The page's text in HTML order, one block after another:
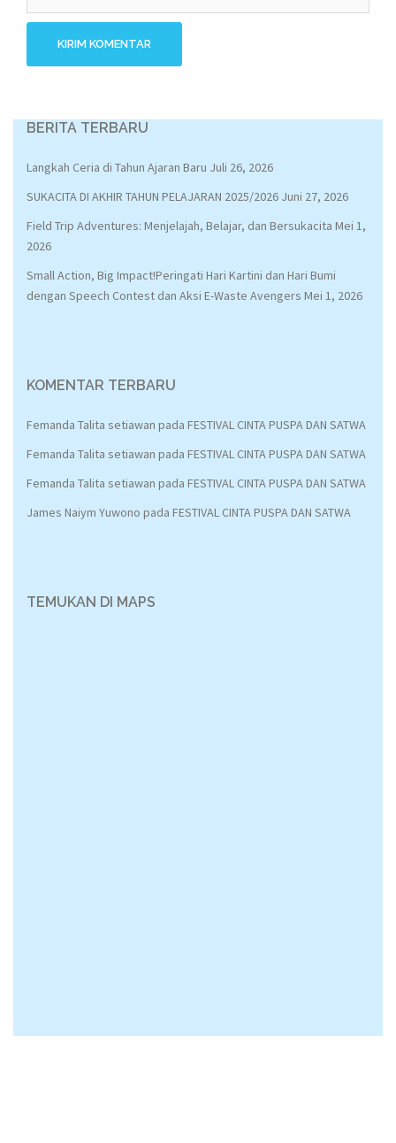
BERITA TERBARU
Langkah Ceria di Tahun Ajaran Baru Juli 26, 2026
SUKACITA DI AKHIR TAHUN PELAJARAN 2025/2026 Juni 27, 2026
Field Trip Adventures: Menjelajah, Belajar, dan Bersukacita Mei 1,
2026
Small Action, Big Impact!Peringati Hari Kartini dan Hari Bumi
dengan Speech Contest dan Aksi E-Waste Avengers Mei 1, 2026
KOMENTAR TERBARU
Femanda Talita setiawan pada FESTIVAL CINTA PUSPA DAN SATWA
Femanda Talita setiawan pada FESTIVAL CINTA PUSPA DAN SATWA
Femanda Talita setiawan pada FESTIVAL CINTA PUSPA DAN SATWA
James Naiym Yuwono pada FESTIVAL CINTA PUSPA DAN SATWA
TEMUKAN DI MAPS